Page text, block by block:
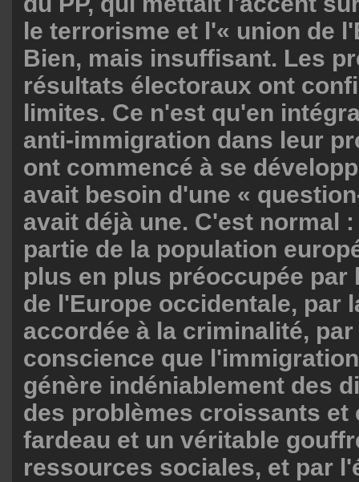
le terrorisme et l'« union de
Bien, mais insuffisant. Les
résultats électoraux ont
limites. Ce n'est qu'en
anti-immigration dans leur
ont commencé à se
avait besoin d'une «
avait déjà une. C'est normal
partie de la population
plus en plus préoccupée
de l'Europe occidentale, par
accordée à la criminalité,
conscience que
génère indéniablement des
des problèmes croissants et
fardeau et un véritable
ressources sociales, et par